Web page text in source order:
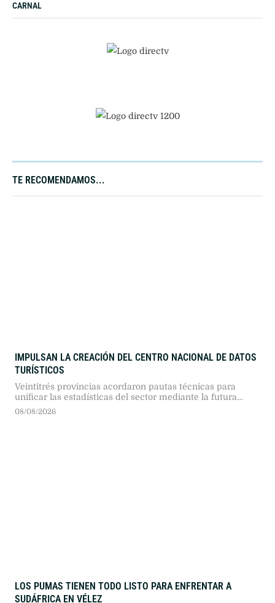
CARNAL
TE RECOMENDAMOS...
IMPULSAN LA CREACIÓN DEL CENTRO NACIONAL DE DATOS
TURÍSTICOS
Veintitrés provincias acordaron pautas técnicas para
unificar las estadísticas del sector mediante la futura
plataforma federal de información.
08/08/2026
LOS PUMAS TIENEN TODO LISTO PARA ENFRENTAR A
SUDÁFRICA EN VÉLEZ